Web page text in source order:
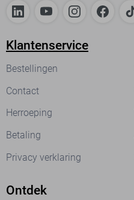
Klantenservice
Bestellingen
Contact
Herroeping
Betaling
Privacy verklaring
Ontdek